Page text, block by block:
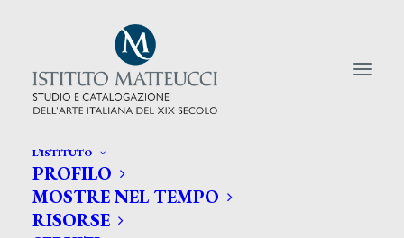
L’ISTITUTO
PROFILO
MOSTRE NEL TEMPO
RISORSE
CERCA TRA GLI ARTISTI: